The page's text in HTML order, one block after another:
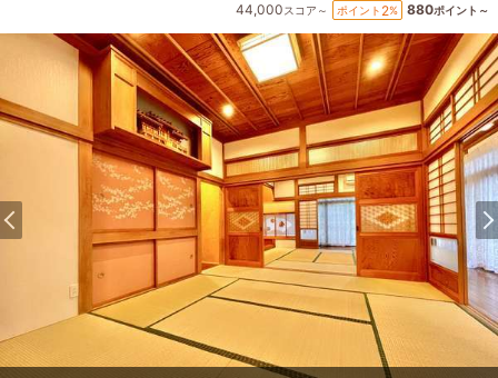
44,000スコア～ ポイント 2% 880ポイント～